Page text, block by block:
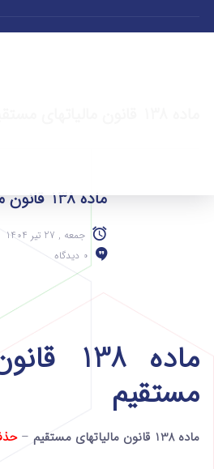
ماده 138 قانون مالیاتهای مستقیم
جمعه , 27 تیر 1404
0 دیدگاه
ماده
مستقیم
ماده 138 قانون مالیاتهای مستقیم –